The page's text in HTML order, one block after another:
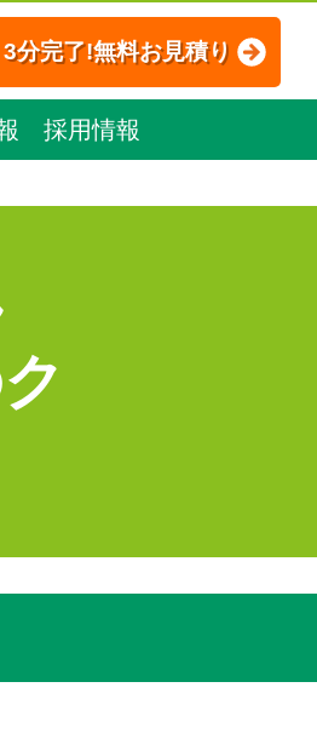
3分完了!無料お見積り
採用情報